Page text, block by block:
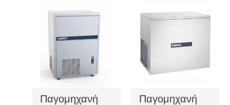
Παγομηχανή
Παγομηχανή